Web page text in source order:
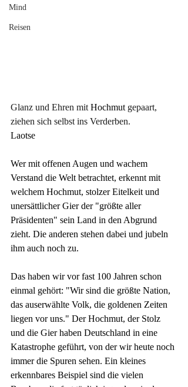
Mind
Reisen
Glanz und Ehren mit Hochmut gepaart,
ziehen sich selbst ins Verderben.
Laotse
Wer mit offenen Augen und wachem
Verstand die Welt betrachtet, erkennt mit
welchem Hochmut, stolzer Eitelkeit und
unersättlicher Gier der "größte aller
Präsidenten" sein Land in den Abgrund
zieht. Die anderen stehen dabei und jubeln
ihm auch noch zu.
Das haben wir vor fast 100 Jahren schon
einmal gehört: "Wir sind die größte Nation,
das auserwählte Volk, die goldenen Zeiten
liegen vor uns." Der Hochmut, der Stolz
und die Gier haben Deutschland in eine
Katastrophe geführt, von der wir heute noch
immer die Spuren sehen. Ein kleines
erkennbares Beispiel sind die vielen